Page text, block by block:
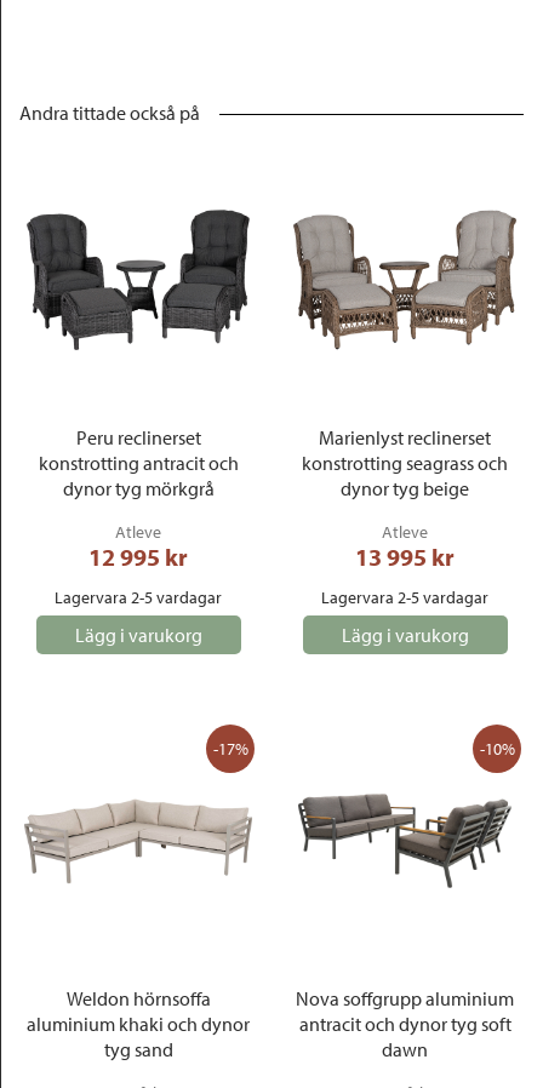
Andra tittade också på
Peru reclinerset
konstrotting antracit och
dynor tyg mörkgrå
Atleve
12 995 kr
Lagervara 2-5 vardagar
Lägg i varukorg
Marienlyst reclinerset
konstrotting seagrass och
dynor tyg beige
Atleve
13 995 kr
Lagervara 2-5 vardagar
Lägg i varukorg
-17%
Weldon hörnsoffa
aluminium khaki och dynor
tyg sand
-10%
Nova soffgrupp aluminium
antracit och dynor tyg soft
dawn